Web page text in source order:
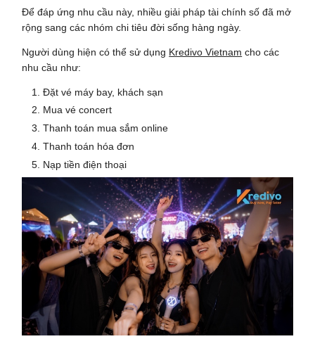
Để đáp ứng nhu cầu này, nhiều giải pháp tài chính số đã mở
rộng sang các nhóm chi tiêu đời sống hàng ngày.
Người dùng hiện có thể sử dụng Kredivo Vietnam cho các
nhu cầu như:
Đặt vé máy bay, khách sạn
Mua vé concert
Thanh toán mua sắm online
Thanh toán hóa đơn
Nạp tiền điện thoại